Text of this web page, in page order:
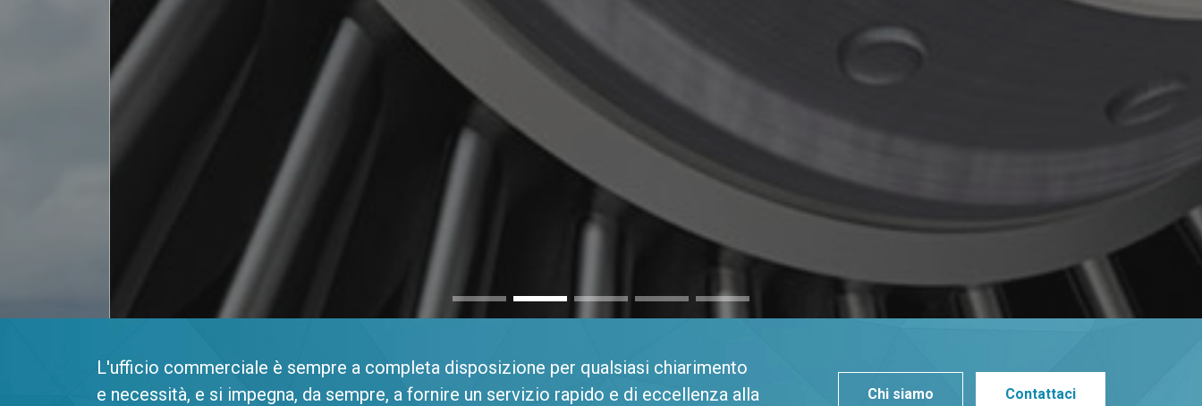
L'ufficio commerciale è sempre a completa disposizione per qualsiasi chiarimento
e necessità, e si impegna, da sempre, a fornire un servizio rapido e di eccellenza alla
Chi siamo Contattaci